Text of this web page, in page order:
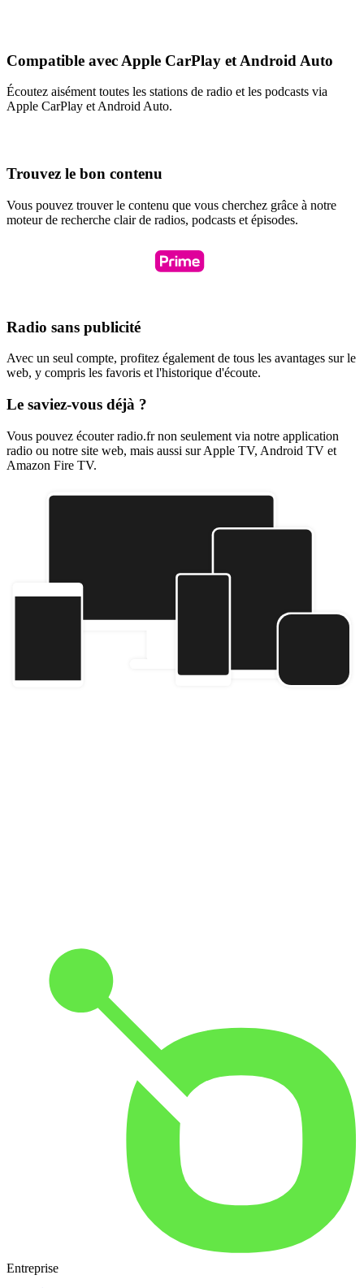
Compatible avec Apple CarPlay et Android Auto
Écoutez aisément toutes les stations de radio et les podcasts via
Apple CarPlay et Android Auto.
Trouvez le bon contenu
Vous pouvez trouver le contenu que vous cherchez grâce à notre
moteur de recherche clair de radios, podcasts et épisodes.
Radio sans publicité
Avec un seul compte, profitez également de tous les avantages sur le
web, y compris les favoris et l'historique d'écoute.
Le saviez-vous déjà ?
Vous pouvez écouter radio.fr non seulement via notre application
radio ou notre site web, mais aussi sur Apple TV, Android TV et
Amazon Fire TV.
Entreprise